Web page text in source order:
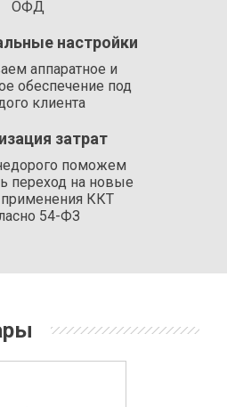
ОФД
настройки
аппаратное и
обеспечение под
клиента
затрат
поможем
переход на новые
ККТ
54-ФЗ